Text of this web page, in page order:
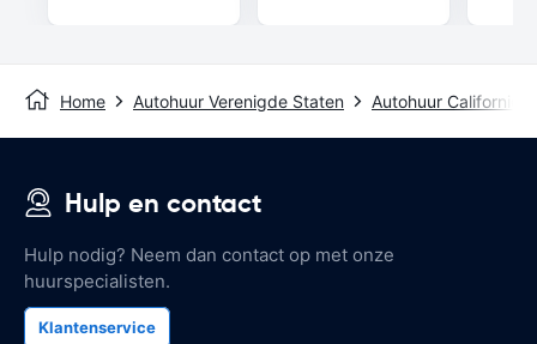
Home Autohuur Verenigde Staten Autohuur Californië
Hulp en contact
Hulp nodig? Neem dan contact op met onze
huurspecialisten.
Klantenservice